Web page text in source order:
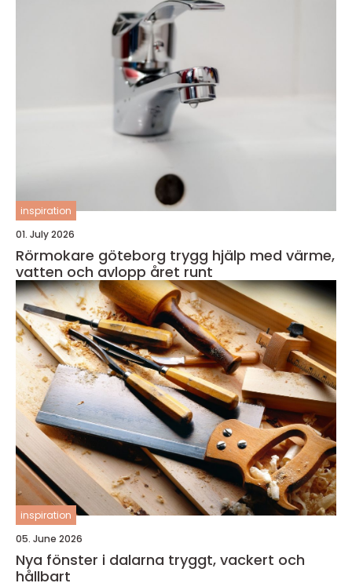
inspiration
01. July 2026
Rörmokare göteborg trygg hjälp med värme,
vatten och avlopp året runt
inspiration
05. June 2026
Nya fönster i dalarna tryggt, vackert och
hållbart